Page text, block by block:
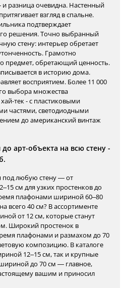
разница очевидна. Настенный
взгляд в спальне.
подтверждает
решения. Точно выбранный
стену: интерьер обретает
Грамотно
предмет, обретающий ценность.
в историю дома.
восприятием. Более 11 000
выбора множества
тек - с пластиковыми
частями, светодиодными
до американский винтаж
арт-объекта на всю стену -
под любую стену — от
см для узких простенков до
плафонами шириной 60–80
всего 40 см? В ассортименте
от 12 см, которые станут
Широкий простенок в
плафонами и размахом до 70
композицию. В каталоге
12–15 см, так и крупные
до 70 см — главное,
вашим и приносил